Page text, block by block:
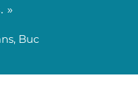
»
Buc